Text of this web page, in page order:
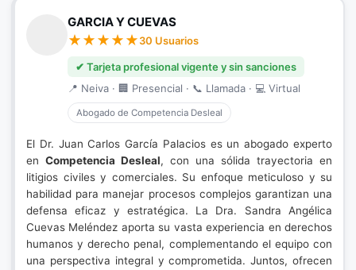
GARCIA Y CUEVAS
30 Usuarios
✔ Tarjeta profesional vigente y sin sanciones
📍 Neiva · 🏢 Presencial · 📞 Llamada · 💻 Virtual
Abogado de Competencia Desleal
El Dr. Juan Carlos García Palacios es un abogado experto
en Competencia Desleal, con una sólida trayectoria en
litigios civiles y comerciales. Su enfoque meticuloso y su
habilidad para manejar procesos complejos garantizan una
defensa eficaz y estratégica. La Dra. Sandra Angélica
Cuevas Meléndez aporta su vasta experiencia en derechos
humanos y derecho penal, complementando el equipo con
una perspectiva integral y comprometida. Juntos, ofrecen